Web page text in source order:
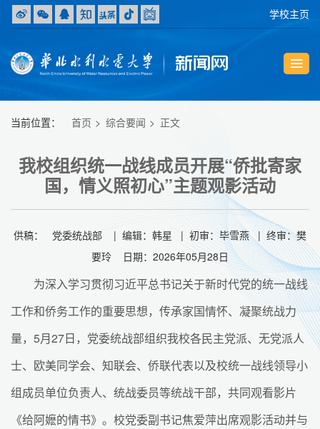
学校主页
当前位置： 首页 综合要闻 正文
我校组织统一战线成员开展“侨批寄家
国，情义照初心”主题观影活动
供稿： 党委统战部 | 编辑：韩星 | 初审：毕雪燕 | 终审：樊
要玲 日期：2026年05月28日
为深入学习贯彻习近平总书记关于新时代党的统一战线
工作和侨务工作的重要思想，传承家国情怀、凝聚统战力
量，5月27日，党委统战部组织我校各民主党派、无党派人
士、欧美同学会、知联会、侨联代表以及校统一战线领导小
组成员单位负责人、统战委员等统战干部，共同观看影片
《给阿嬷的情书》。校党委副书记焦爱萍出席观影活动并与